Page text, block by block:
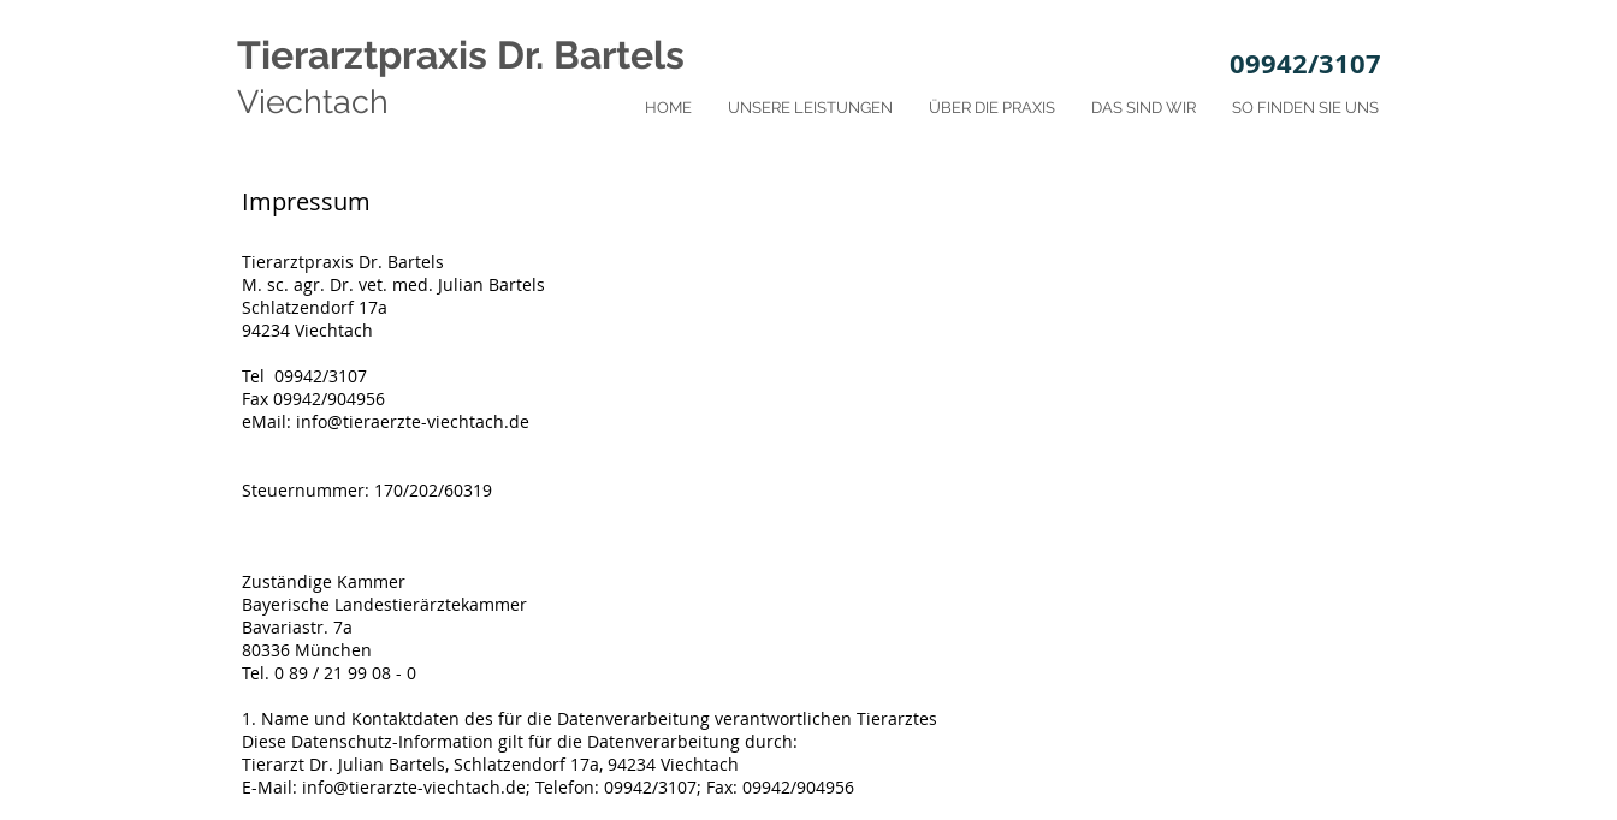
Tierarztpraxis Dr. Bartels
Viechtach
09942/3107
HOME UNSERE LEISTUNGEN ÜBER DIE PRAXIS DAS SIND WIR SO FINDEN SIE UNS
Impressum
Tierarztpraxis Dr. Bartels
M. sc. agr. Dr. vet. med. Julian Bartels
Schlatzendorf 17a
94234 Viechtach
Tel 09942/3107
Fax 09942/904956
eMail: info@tieraerzte-viechtach.de
Steuernummer: 170/202/60319
Zuständige Kammer
Bayerische Landestierärztekammer
Bavariastr. 7a
80336 München
Tel. 0 89 / 21 99 08 - 0
1. Name und Kontaktdaten des für die Datenverarbeitung verantwortlichen Tierarztes
Diese Datenschutz-Information gilt für die Datenverarbeitung durch:
Tierarzt Dr. Julian Bartels, Schlatzendorf 17a, 94234 Viechtach
E-Mail: info@tierarzte-viechtach.de; Telefon: 09942/3107; Fax: 09942/904956